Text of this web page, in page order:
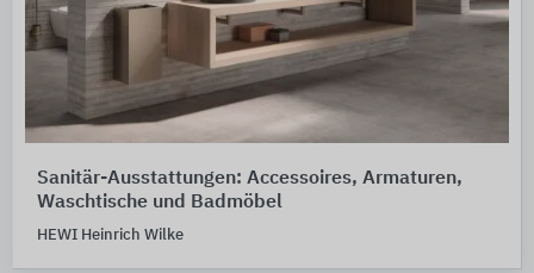
Sanitär-Ausstattungen: Accessoires, Armaturen,
Waschtische und Badmöbel
HEWI Heinrich Wilke